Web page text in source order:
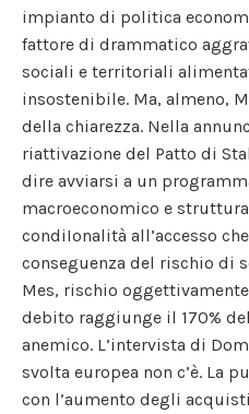
impianto di politica
fattore di drammatico
sociali e territoriali
insostenibile. Ma, almeno,
della chiarezza. Nella
riattivazione del Patto di
dire avviarsi a un
macroeconomico e
condiIonalità all’accesso
conseguenza del rischio di
Mes, rischio
debito raggiunge il 170%
anemico. L’intervista di
svolta europea non c’è. La
con l’aumento degli